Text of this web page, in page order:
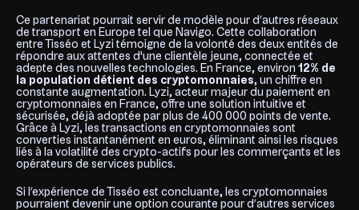
Ce partenariat pourrait servir de modèle pour d’autres réseaux
de transport en Europe tel que Navigo. Cette collaboration
entre Tisséo et Lyzi témoigne de la volonté des deux entités de
répondre aux attentes d'une clientèle jeune, connectée et
adepte des nouvelles technologies. En France, environ 12% de
la population détient des cryptomonnaies, un chiffre en
constante augmentation. Lyzi, acteur majeur du paiement en
cryptomonnaies en France, offre une solution intuitive et
sécurisée, déjà adoptée par plus de 400 000 points de vente.
Grâce à Lyzi, les transactions en cryptomonnaies sont
converties instantanément en euros, éliminant ainsi les risques
liés à la volatilité des crypto-actifs pour les commerçants et les
opérateurs de services publics.
Si l’expérience de Tisséo est concluante, les cryptomonnaies
pourraient devenir une option courante pour d’autres services